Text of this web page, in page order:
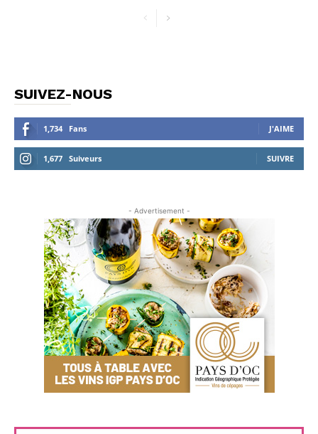
SUIVEZ-NOUS
1,734 Fans J'AIME
1,677 Suiveurs SUIVRE
- Advertisement -